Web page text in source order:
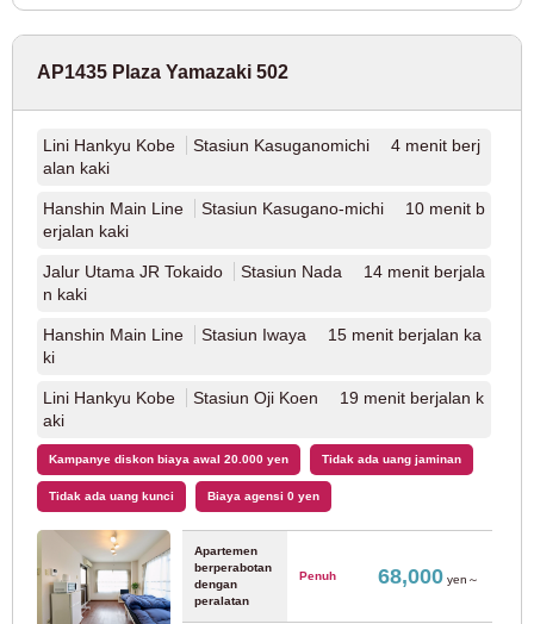
AP1435 Plaza Yamazaki 502
Lini Hankyu Kobe
Stasiun Kasuganomichi 4 menit berj
alan kaki
Hanshin Main Line
Stasiun Kasugano-michi 10 menit b
erjalan kaki
Jalur Utama JR Tokaido
Stasiun Nada 14 menit berjala
n kaki
Hanshin Main Line
Stasiun Iwaya 15 menit berjalan ka
ki
Lini Hankyu Kobe
Stasiun Oji Koen 19 menit berjalan k
aki
Kampanye diskon biaya awal 20.000 yen Tidak ada uang jaminan
Tidak ada uang kunci Biaya agensi 0 yen
Apartemen
berperabotan
dengan
peralatan
Penuh 68,000yen～
Jalur Tokyu Setagaya (57)
Jalur Tokyu Meguro
Jalur Tokyu Tamagawa
Jalur Tokyu Shin-Yokohama
Kereta Api Seibu
Jalur Seibu Shinjuku
Jalur Seibu Ikebukuro (90)
Jalur Seibu Yurakucho
Jalur Seibu Toshima (15)
16
17 18 19 20 21
22
30
31
keputusan
mengatu
03-6712-4344